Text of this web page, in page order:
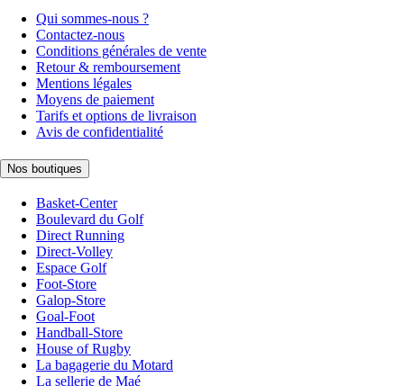
Qui sommes-nous ?
Contactez-nous
Conditions générales de vente
Retour & remboursement
Mentions légales
Moyens de paiement
Tarifs et options de livraison
Avis de confidentialité
Nos boutiques
Basket-Center
Boulevard du Golf
Direct Running
Direct-Volley
Espace Golf
Foot-Store
Galop-Store
Goal-Foot
Handball-Store
House of Rugby
La bagagerie du Motard
La sellerie de Maé